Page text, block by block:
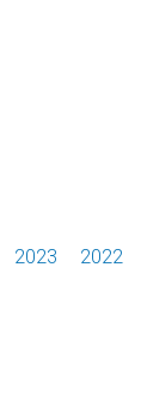
2023 2022